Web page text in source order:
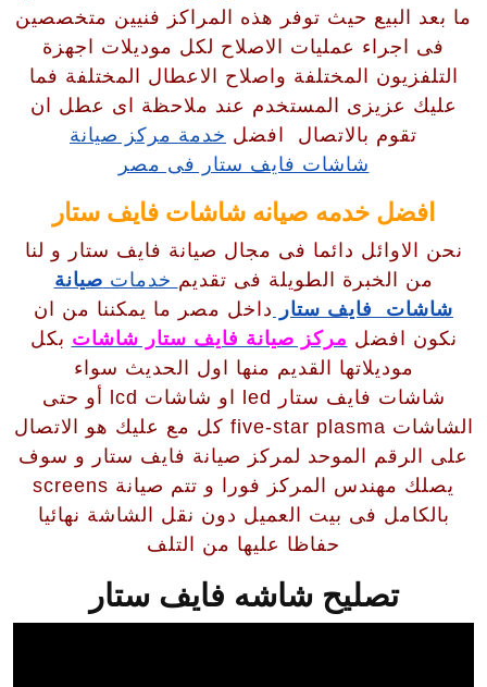
ما بعد البيع حيث توفر هذه المراكز فنيين متخصصين
فى اجراء عمليات الاصلاح لكل موديلات اجهزة
التلفزيون المختلفة واصلاح الاعطال المختلفة فما
عليك عزيزى المستخدم عند ملاحظة اى عطل ان
تقوم بالاتصال افضل خدمة مركز صيانة
شاشات فايف ستار فى مصر
افضل خدمه صيانه شاشات فايف ستار
نحن الاوائل دائما فى مجال صيانة فايف ستار و لنا
من الخبرة الطويلة فى تقديم خدمات صيانة
شاشات فايف ستار داخل مصر ما يمكننا من ان
نكون افضل مركز صيانة فايف ستار شاشات بكل
موديلاتها القديم منها اول الحديث سواء
شاشات فايف ستار led او شاشات lcd أو حتى
الشاشات five-star plasma كل مع عليك هو الاتصال
على الرقم الموحد لمركز صيانة فايف ستار و سوف
يصلك مهندس المركز فورا و تتم صيانة screens
بالكامل فى بيت العميل دون نقل الشاشة نهائيا
حفاظا عليها من التلف
تصليح شاشه فايف ستار